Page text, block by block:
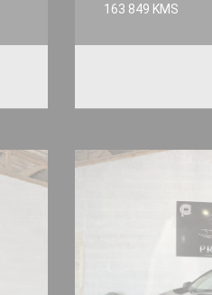
163 849 KMS